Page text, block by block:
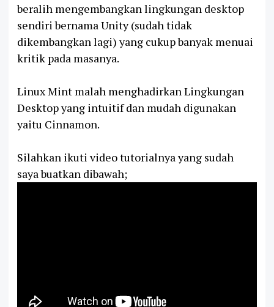
beralih mengembangkan lingkungan desktop
sendiri bernama Unity (sudah tidak
dikembangkan lagi) yang cukup banyak menuai
kritik pada masanya.
Linux Mint malah menghadirkan Lingkungan
Desktop yang intuitif dan mudah digunakan
yaitu Cinnamon.
Silahkan ikuti video tutorialnya yang sudah
saya buatkan dibawah;